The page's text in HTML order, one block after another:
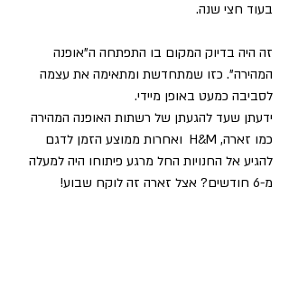
בעוד חצי שנה.
זה היה בדיוק המקום בו התפתחה ה"אופנה
המהירה". כזו שמתחדשת ומתאימה את עצמה
לסביבה כמעט באופן מיידי.
ידעתן שעד להגעתן של רשתות האופנה המהירה
כמו זארה, H&M  ואחרות ממוצע הזמן לדגם
להגיע אל החנויות החל מרגע פיתוחו היה למעלה
מ-6 חודשים? אצל זארה זה לוקח שבוע!